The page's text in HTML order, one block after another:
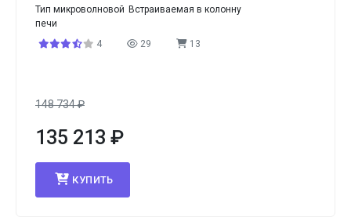
Тип микроволновой
печи
Встраиваемая в колонну
4 29 13
148 734₽
135 213 ₽
КУПИТЬ